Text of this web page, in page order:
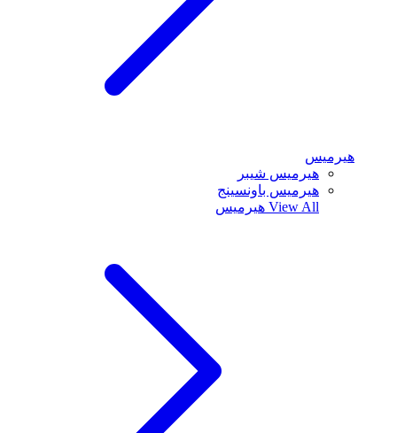
هيرميس
هيرميس شيبر
هيرميس باونسينج
View All هيرميس